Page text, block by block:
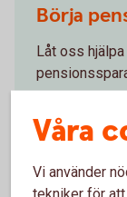
Börja
Låt oss
Våra
Vi använder
tekniker för